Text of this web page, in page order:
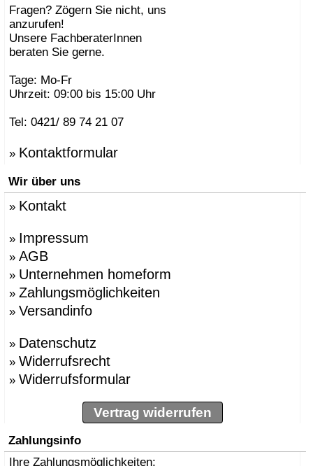
Fragen? Zögern Sie nicht, uns
anzurufen!
Unsere FachberaterInnen
beraten Sie gerne.
Tage: Mo-Fr
Uhrzeit: 09:00 bis 15:00 Uhr
Tel: 0421/ 89 74 21 07
» Kontaktformular
Wir über uns
» Kontakt
» Impressum
» AGB
» Unternehmen homeform
» Zahlungsmöglichkeiten
» Versandinfo
» Datenschutz
» Widerrufsrecht
» Widerrufsformular
Vertrag widerrufen
Zahlungsinfo
Ihre Zahlungsmöglichkeiten: